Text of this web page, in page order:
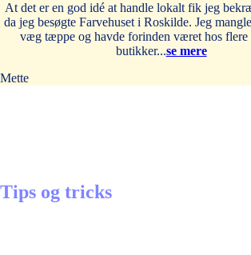
At det er en god idé at handle lokalt fik jeg
da jeg besøgte Farvehuset i Roskilde. Jeg
væg tæppe og havde forinden været hos flere
butikker...se mere
Mette
Tips og tricks